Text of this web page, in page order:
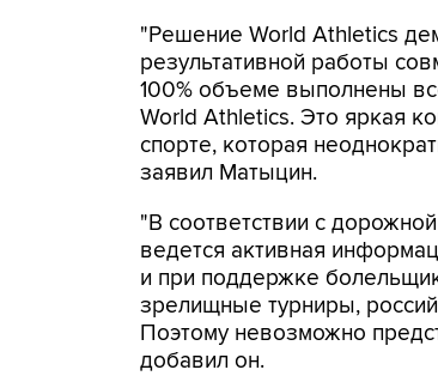
"Решение World Athletics
результативной работы
100% объеме выполнены
World Athletics. Это яркая
спорте, которая
заявил Матыцин.
"В соответствии с
ведется активная
и при поддержке
зрелищные турниры,
Поэтому невозможно
добавил он.